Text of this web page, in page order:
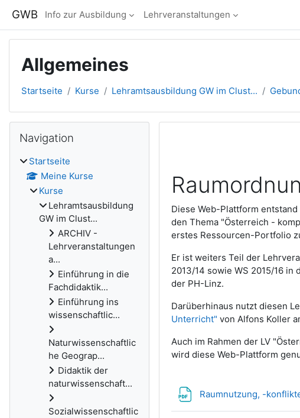
GWB Info zur Ausbildung Lehrveranstaltungen
Allgemeines
Startseite Kurse Lehramtsausbildung GW im Clust...
Diese Web-Plattform
den Thema "Österreich -
erstes Ressourcen-Portfolio
Er ist weiters Teil der
2013/14 sowie WS 2015/16
der PH-Linz.
Darüberhinaus nutzt diesen
Unterricht" von Alfons Koller
Auch im Rahmen der LV
wird diese Web-Plattform
Raumnutzung, -
Blöcke
Navigation
Startseite
Meine Kurse
Kurse
Lehramtsausbildung
GW im Clust...
ARCHIV -
Lehrveranstaltungen
a...
Einführung in die
Fachdidaktik...
Einführung ins
wissenschaftlic...
Naturwissenschaftlic
he Geograp...
Didaktik der
naturwissenschaft...
Sozialwissenschaftlic